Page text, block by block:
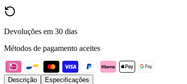
Devoluções em 30 dias
Métodos de pagamento aceites
Descrição Especificações